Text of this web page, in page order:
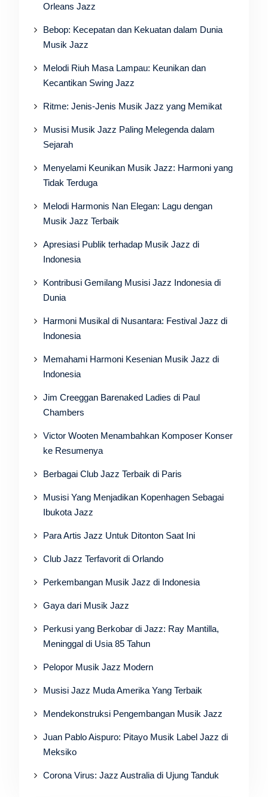
Orleans Jazz
Bebop: Kecepatan dan Kekuatan dalam Dunia
Musik Jazz
Melodi Riuh Masa Lampau: Keunikan dan
Kecantikan Swing Jazz
Ritme: Jenis-Jenis Musik Jazz yang Memikat
Musisi Musik Jazz Paling Melegenda dalam
Sejarah
Menyelami Keunikan Musik Jazz: Harmoni yang
Tidak Terduga
Melodi Harmonis Nan Elegan: Lagu dengan
Musik Jazz Terbaik
Apresiasi Publik terhadap Musik Jazz di
Indonesia
Kontribusi Gemilang Musisi Jazz Indonesia di
Dunia
Harmoni Musikal di Nusantara: Festival Jazz di
Indonesia
Memahami Harmoni Kesenian Musik Jazz di
Indonesia
Jim Creeggan Barenaked Ladies di Paul
Chambers
Victor Wooten Menambahkan Komposer Konser
ke Resumenya
Berbagai Club Jazz Terbaik di Paris
Musisi Yang Menjadikan Kopenhagen Sebagai
Ibukota Jazz
Para Artis Jazz Untuk Ditonton Saat Ini
Club Jazz Terfavorit di Orlando
Perkembangan Musik Jazz di Indonesia
Gaya dari Musik Jazz
Perkusi yang Berkobar di Jazz: Ray Mantilla,
Meninggal di Usia 85 Tahun
Pelopor Musik Jazz Modern
Musisi Jazz Muda Amerika Yang Terbaik
Mendekonstruksi Pengembangan Musik Jazz
Juan Pablo Aispuro: Pitayo Musik Label Jazz di
Meksiko
Corona Virus: Jazz Australia di Ujung Tanduk